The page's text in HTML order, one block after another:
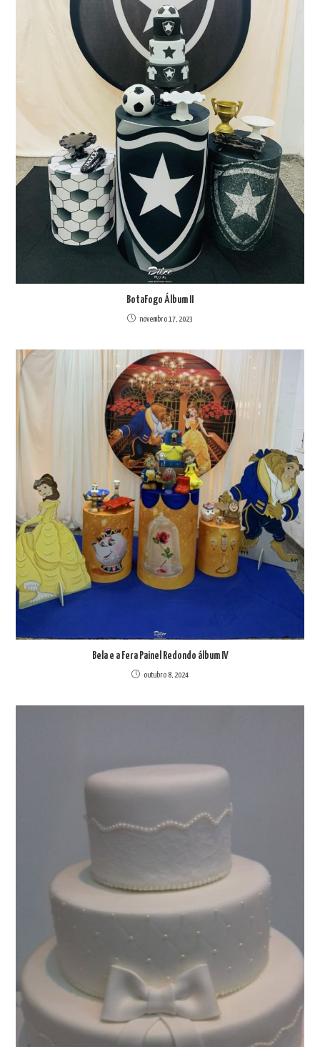
BotaFogo Álbum II
novembro 17, 2023
Bela e a Fera Painel Redondo álbum IV
outubro 8, 2024